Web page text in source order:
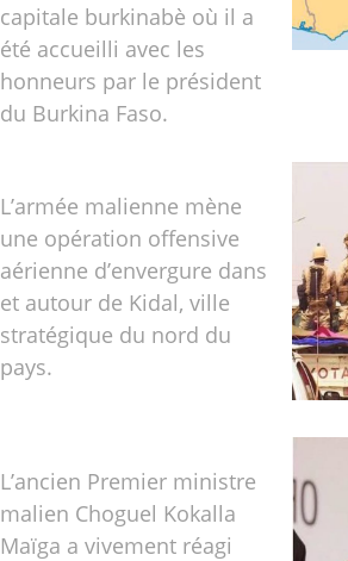
capitale burkinabè où il a
été accueilli avec les
honneurs par le président
du Burkina Faso.
L’armée malienne mène
une opération offensive
aérienne d’envergure dans
et autour de Kidal, ville
stratégique du nord du
pays.
L’ancien Premier ministre
malien Choguel Kokalla
Maïga a vivement réagi